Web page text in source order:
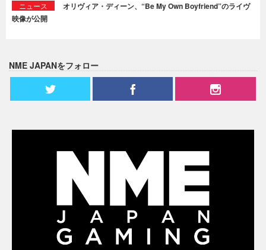
ニュース
オリヴィア・ディーン、“Be My Own Boyfriend”のライヴ
映像が公開
NME JAPANをフォロー